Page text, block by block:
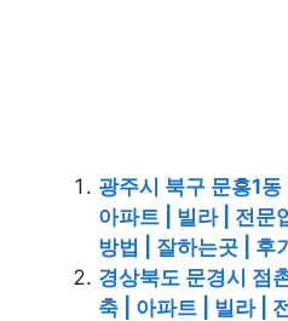
광주시 북구 문흥1동
아파트 | 빌라 | 전문
방법 | 잘하는곳 | 후기
경상북도 문경시 점
축 | 아파트 | 빌라 |